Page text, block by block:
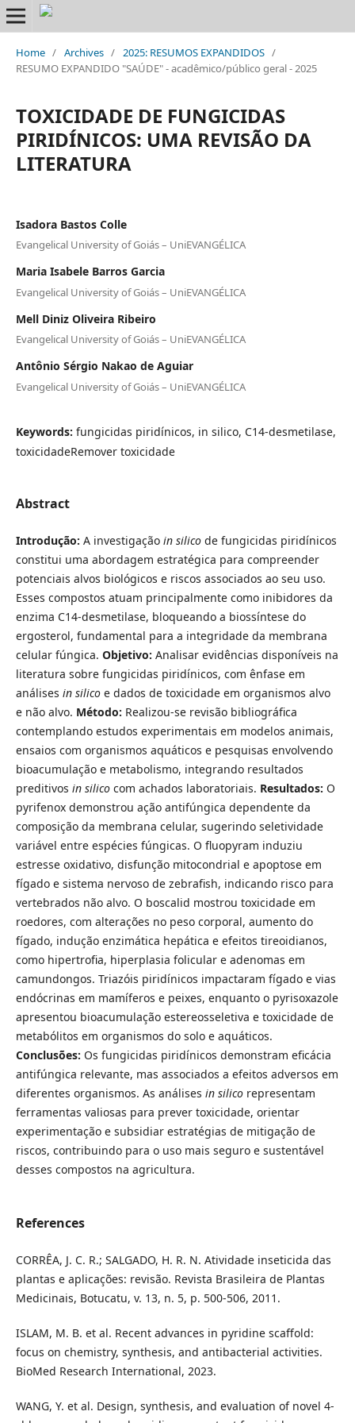
Home / Archives / 2025: RESUMOS EXPANDIDOS /
RESUMO EXPANDIDO "SAÚDE" - acadêmico/público geral - 2025
TOXICIDADE DE FUNGICIDAS
PIRIDÍNICOS: UMA REVISÃO DA
LITERATURA
Isadora Bastos Colle
Evangelical University of Goiás – UniEVANGÉLICA
Maria Isabele Barros Garcia
Evangelical University of Goiás – UniEVANGÉLICA
Mell Diniz Oliveira Ribeiro
Evangelical University of Goiás – UniEVANGÉLICA
Antônio Sérgio Nakao de Aguiar
Evangelical University of Goiás – UniEVANGÉLICA
Keywords: fungicidas piridínicos, in silico, C14-desmetilase,
toxicidadeRemover toxicidade
Abstract
Introdução: A investigação in silicode fungicidas piridínicos
constitui uma abordagem estratégica para compreender
potenciais alvos biológicos e riscos associados ao seu uso.
Esses compostos atuam principalmente como inibidores da
enzima C14-desmetilase, bloqueando a biossíntese do
ergosterol, fundamental para a integridade da membrana
celular fúngica. Objetivo: Analisar evidências disponíveis na
literatura sobre fungicidas piridínicos, com ênfase em
análises in silicoe dados de toxicidade em organismos alvo
e não alvo. Método: Realizou-se revisão bibliográfica
contemplando estudos experimentais em modelos animais,
ensaios com organismos aquáticos e pesquisas envolvendo
bioacumulação e metabolismo, integrando resultados
preditivos in silicocom achados laboratoriais. Resultados: O
pyrifenox demonstrou ação antifúngica dependente da
composição da membrana celular, sugerindo seletividade
variável entre espécies fúngicas. O fluopyram induziu
estresse oxidativo, disfunção mitocondrial e apoptose em
fígado e sistema nervoso de zebrafish, indicando risco para
vertebrados não alvo. O boscalid mostrou toxicidade em
roedores, com alterações no peso corporal, aumento do
fígado, indução enzimática hepática e efeitos tireoidianos,
como hipertrofia, hiperplasia folicular e adenomas em
camundongos. Triazóis piridínicos impactaram fígado e vias
endócrinas em mamíferos e peixes, enquanto o pyrisoxazole
apresentou bioacumulação estereosseletiva e toxicidade de
metabólitos em organismos do solo e aquáticos.
Conclusões: Os fungicidas piridínicos demonstram eficácia
antifúngica relevante, mas associados a efeitos adversos em
diferentes organismos. As análises in silicorepresentam
ferramentas valiosas para prever toxicidade, orientar
experimentação e subsidiar estratégias de mitigação de
riscos, contribuindo para o uso mais seguro e sustentável
desses compostos na agricultura.
References
CORRÊA, J. C. R.; SALGADO, H. R. N. Atividade inseticida das
plantas e aplicações: revisão. Revista Brasileira de Plantas
Medicinais, Botucatu, v. 13, n. 5, p. 500-506, 2011.
ISLAM, M. B. et al. Recent advances in pyridine scaffold:
focus on chemistry, synthesis, and antibacterial activities.
BioMed Research International, 2023.
WANG, Y. et al. Design, synthesis, and evaluation of novel 4-